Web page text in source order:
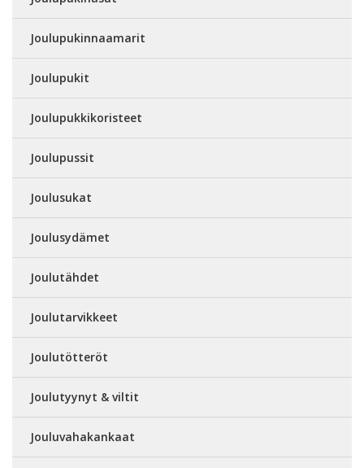
Joulupukinnaamarit
Joulupukit
Joulupukkikoristeet
Joulupussit
Joulusukat
Joulusydämet
Joulutähdet
Joulutarvikkeet
Joulutötteröt
Joulutyynyt & viltit
Jouluvahakankaat